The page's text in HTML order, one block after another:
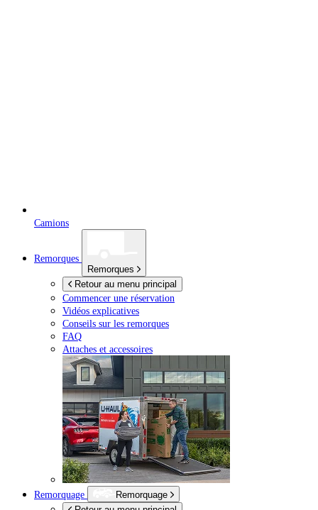
Camions
Remorques
Remorques
Retour au menu principal
Commencer une réservation
Vidéos explicatives
Conseils sur les remorques
FAQ
Attaches et accessoires
Remorquage
Remorquage